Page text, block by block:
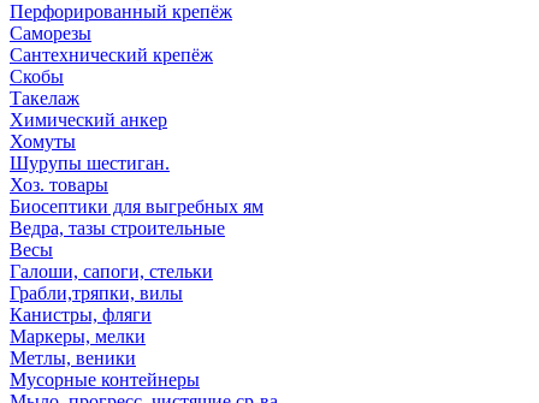
Перфорированный крепёж
Саморезы
Сантехнический крепёж
Скобы
Такелаж
Химический анкер
Хомуты
Шурупы шестиган.
Хоз. товары
Биосептики для выгребных ям
Ведра, тазы строительные
Весы
Галоши, сапоги, стельки
Грабли,тряпки, вилы
Канистры, фляги
Маркеры, мелки
Метлы, веники
Мусорные контейнеры